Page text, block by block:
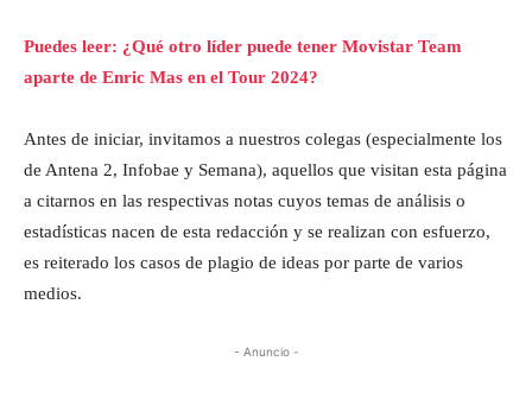
Puedes leer: ¿Qué otro líder puede tener Movistar Team
aparte de Enric Mas en el Tour 2024?
Antes de iniciar, invitamos a nuestros colegas (especialmente los
de Antena 2, Infobae y Semana), aquellos que visitan esta página
a citarnos en las respectivas notas cuyos temas de análisis o
estadísticas nacen de esta redacción y se realizan con esfuerzo,
es reiterado los casos de plagio de ideas por parte de varios
medios.
- Anuncio -